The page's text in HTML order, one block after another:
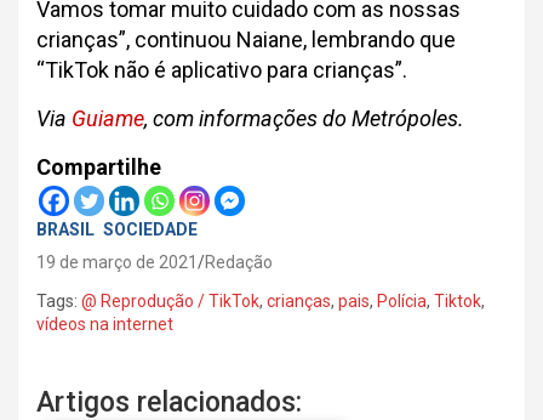
Vamos tomar muito cuidado com as nossas
crianças”, continuou Naiane, lembrando que
“TikTok não é aplicativo para crianças”.
Via Guiame, com informações do Metrópoles.
Compartilhe
BRASIL SOCIEDADE
19 de março de 2021
Redação
Tags: @ Reprodução / TikTok, crianças, pais, Polícia, Tiktok,
vídeos na internet
Artigos relacionados: